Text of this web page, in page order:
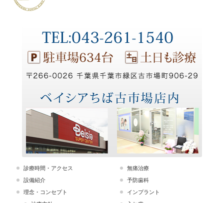
診療時間・アクセス
設備紹介
理念・コンセプト
無痛治療
予防歯科
インプラント